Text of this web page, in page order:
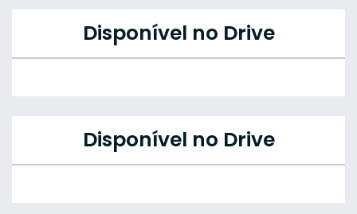
Disponível no Drive
Disponível no Drive